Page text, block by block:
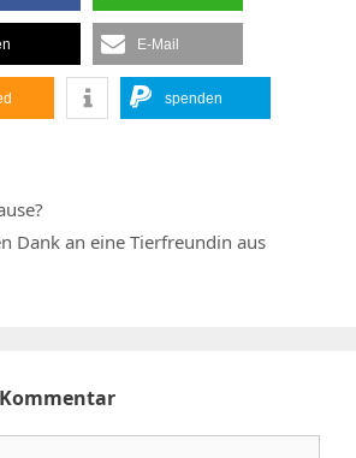
E-Mail
spenden
Dank an eine Tierfreundin aus